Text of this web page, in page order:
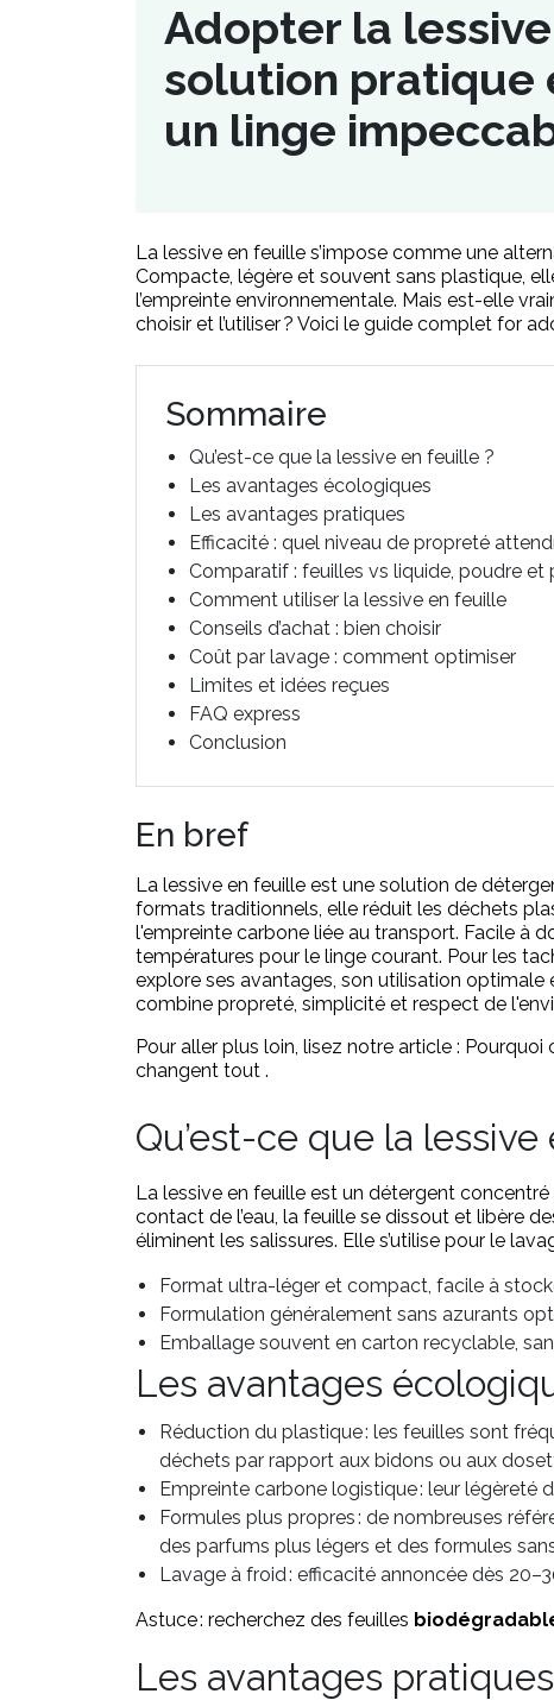
Adopter la
solution pratique
un linge
La lessive en feuille s’impose comme une
Compacte, légère et souvent sans plastique,
l’empreinte environnementale. Mais est-elle
choisir et l’utiliser ? Voici le guide complet for
Sommaire
Qu’est-ce que la lessive en feuille ?
Les avantages écologiques
Les avantages pratiques
Efficacité : quel niveau de propreté
Comparatif : feuilles vs liquide, poudre et
Comment utiliser la lessive en feuille
Conseils d’achat : bien choisir
Coût par lavage : comment optimiser
Limites et idées reçues
FAQ express
Conclusion
En bref
La lessive en feuille est une solution de
formats traditionnels, elle réduit les déchets
l'empreinte carbone liée au transport. Facile à
températures pour le linge courant. Pour les
explore ses avantages, son utilisation
combine propreté, simplicité et respect de
Pour aller plus loin, lisez notre article : Pourquoi
changent tout .
Qu’est-ce que la lessive
La lessive en feuille est un détergent
contact de l’eau, la feuille se dissout et libère
éliminent les salissures. Elle s’utilise pour le
Format ultra-léger et compact, facile à
Formulation généralement sans azurants
Emballage souvent en carton recyclable,
Les avantages
Réduction du plastique : les feuilles sont
déchets par rapport aux bidons ou aux
Empreinte carbone logistique : leur légèreté
Formules plus propres : de nombreuses
des parfums plus légers et des formules
Lavage à froid : efficacité annoncée dès
Astuce : recherchez des feuilles
Les avantages pratiques